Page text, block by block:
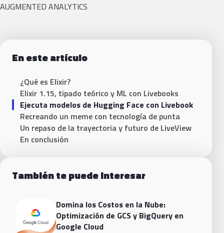
AUGMENTED ANALYTICS
En este artículo
¿Qué es Elixir?
Elixir 1.15, tipado teórico y ML con Livebooks
Ejecuta modelos de Hugging Face con Livebook
Recreando un meme con tecnología de punta
Un repaso de la trayectoria y futuro de LiveView
En conclusión
También te puede interesar
Domina los Costos en la Nube:
Optimización de GCS y BigQuery en
Google Cloud